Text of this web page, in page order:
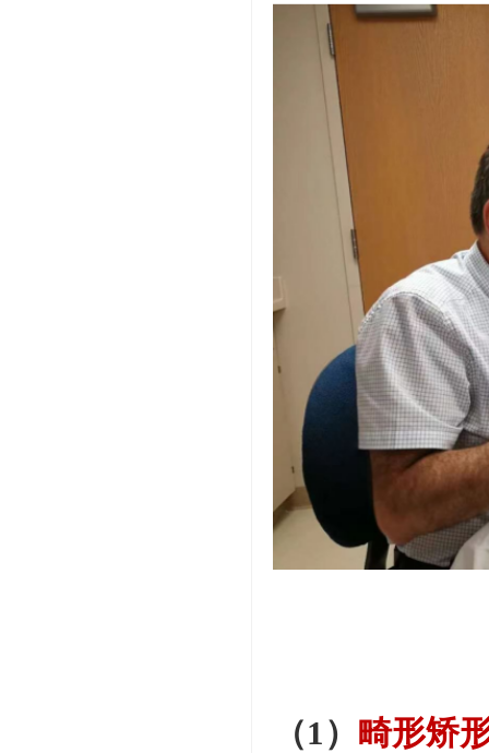
（1） 畸形矫